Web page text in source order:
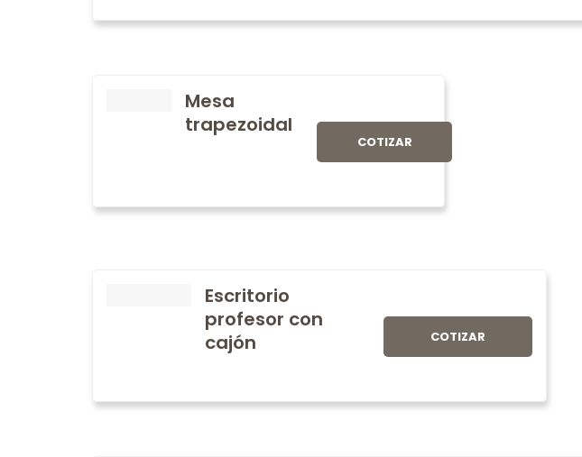
Mesa
trapezoidal
COTIZAR
Escritorio
profesor con
cajón
COTIZAR